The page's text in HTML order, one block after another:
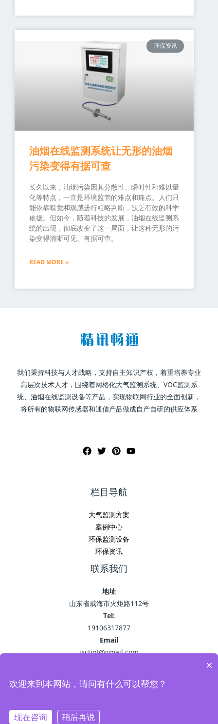
环保资讯
油烟在线监测系统让无形的油烟
污染变得有据可查
长久以来，油烟污染因其分散性、瞬时性和难以量
化等特点，一直是环境监管的难点和痛点。人们只
能依靠嗅觉和观感进行粗略判断，缺乏有效的科学
依据。但如今，随着科技的发展，油烟在线监测系
统的出现，彻底改变了这一局面，让这种无形的污
染变得清晰可见、有据可查。
READ MORE »
我们秉持科技与人才战略，支持自主知识产权，着重培养专业
高层次技术人才，围绕着网格化大气监测系统、VOC监测系
统、油烟在线监测设备等产品，实现物联网行业的全面创新，
将所有的物联网传感器和通信产品做成自产自研的供应体系
栏目导航
大气监测方案
案例中心
环保监测设备
环保资讯
联系我们
地址
山东省威海市火炬路112号
Tel:
19106317877
Email
jxctiot@gmail.com
Powered by 环保监测_空气污染监测_VOC油烟监测系统-精讯畅通
×
欢迎来到本网站，请问有什么可以帮您？
现在咨询 稍后再说